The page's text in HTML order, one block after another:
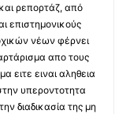
ρεπορτάζ, από
επιστημονικούς
νέων φέρνει
απο τους
ειτε ειναι αληθεια
υπεροντοτητα
διαδικασία της μη